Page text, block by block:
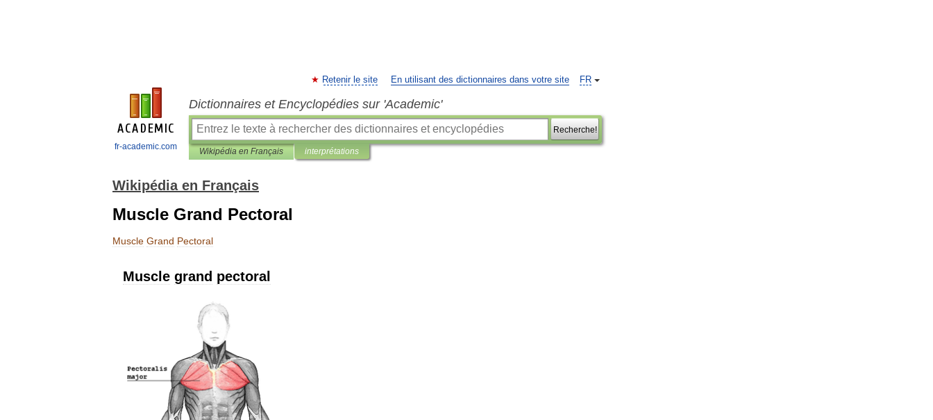
fr-academic.com
FR
Retenir le site En utilisant des dictionnaires dans votre site
Dictionnaires et Encyclopédies sur 'Academic'
Recherche!
Wikipédia en Français interprétations
Wikipédia en Français
Muscle Grand Pectoral
Muscle Grand Pectoral
Muscle grand pectoral